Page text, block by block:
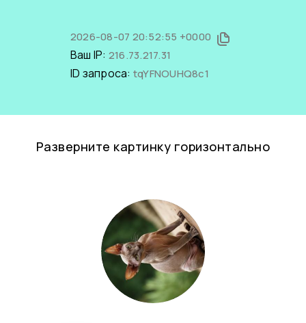
2026-08-07 20:52:55 +0000
Ваш IP: 216.73.217.31
ID запроса: tqYFNOUHQ8c1
Разверните картинку горизонтально